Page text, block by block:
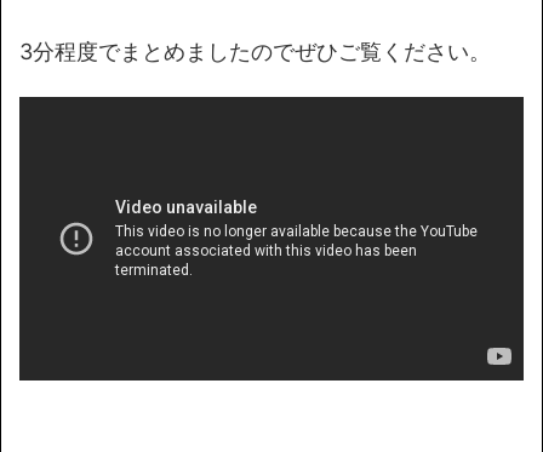
3分程度でまとめましたのでぜひご覧ください。